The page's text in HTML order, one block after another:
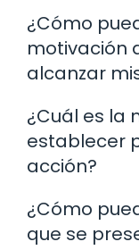
¿Cómo
motivación
alcanzar
¿Cuál es la
establecer
acción?
¿Cómo
que se